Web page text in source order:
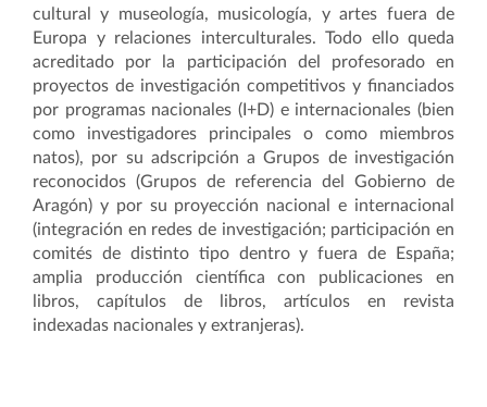
cultural y museología, musicología, y artes fuera de
Europa y relaciones interculturales. Todo ello queda
acreditado por la participación del profesorado en
proyectos de investigación competitivos y financiados
por programas nacionales (I+D) e internacionales (bien
como investigadores principales o como miembros
natos), por su adscripción a Grupos de investigación
reconocidos (Grupos de referencia del Gobierno de
Aragón) y por su proyección nacional e internacional
(integración en redes de investigación; participación en
comités de distinto tipo dentro y fuera de España;
amplia producción científica con publicaciones en
libros, capítulos de libros, artículos en revista
indexadas nacionales y extranjeras).